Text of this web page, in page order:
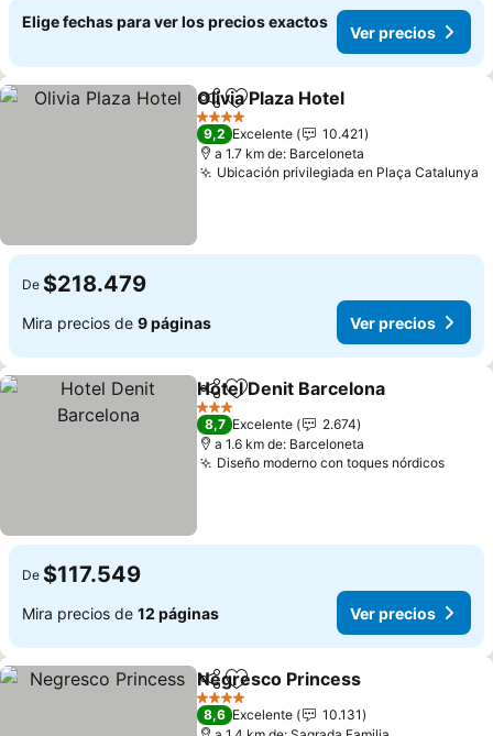
Elige fechas para ver los precios exactos
Ver precios
CompartirAgregar a favoritos
Olivia Plaza Hotel
4 Estrellas
9,2 Excelente
10.421
a 1.7 km de: Barceloneta
Ubicación privilegiada en Plaça Catalunya
De $218.479
Mira precios de 9 páginas Ver precios
CompartirAgregar a favoritos
Hotel Denit Barcelona
3 Estrellas
8,7 Excelente
2.674
a 1.6 km de: Barceloneta
Diseño moderno con toques nórdicos
De $117.549
Mira precios de 12 páginas Ver precios
CompartirAgregar a favoritos
Negresco Princess
4 Estrellas
8,6 Excelente
10.131